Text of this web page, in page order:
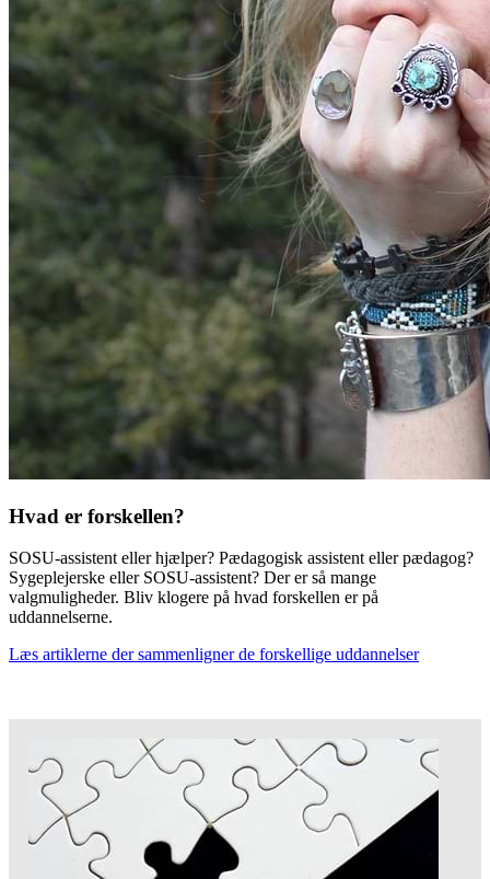
Hvad er forskellen?
SOSU-assistent eller hjælper? Pædagogisk assistent eller pædagog?
Sygeplejerske eller SOSU-assistent? Der er så mange
valgmuligheder. Bliv klogere på hvad forskellen er på
uddannelserne.
Læs artiklerne der sammenligner de forskellige uddannelser